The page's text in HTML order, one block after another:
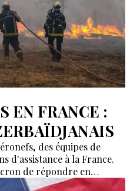
EN FRANCE :
des équipes de
d'assistance à la France.
de répondre en
symbolique.